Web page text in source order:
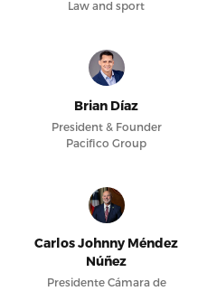
Law and sport
Brian Díaz
President & Founder
Pacifico Group
Carlos Johnny Méndez
Núñez
Presidente Cámara de